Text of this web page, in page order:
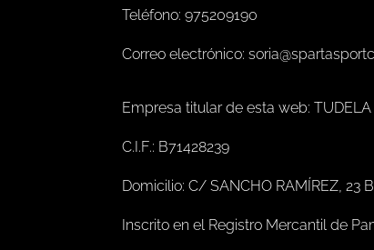
Teléfono: 975209190
Correo electrónico:
Empresa titular de esta web: TUDELA
C.I.F.: B71428239
Domicilio: C/ SANCHO RAMÍREZ, 23
Inscrito en el Registro Mercantil de